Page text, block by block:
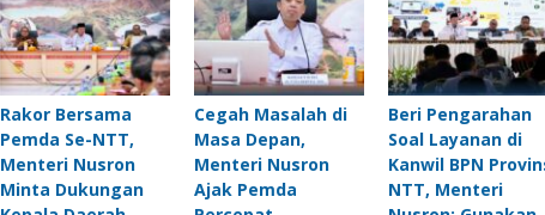
Rakor Bersama
Pemda Se-NTT,
Menteri Nusron
Minta Dukungan
Cegah Masalah di
Masa Depan,
Menteri Nusron
Ajak Pemda
Beri Pengarahan
Soal Layanan di
Kanwil BPN
NTT, Menteri